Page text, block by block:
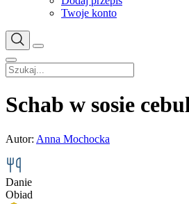
Twoje konto
Schab w sosie
Autor: Anna Mochocka
Danie
Obiad